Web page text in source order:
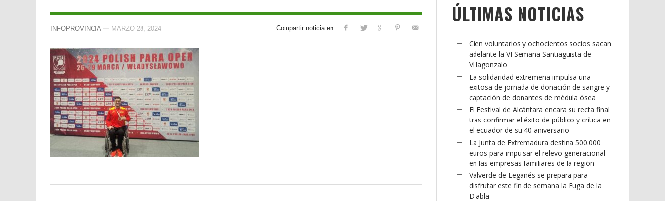
Compartir noticia en:
INFOPROVINCIA — MARZO 28, 2024
ÚLTIMAS NOTICIAS
Cien voluntarios y ochocientos socios sacan
adelante la VI Semana Santiaguista de
Villagonzalo
La solidaridad extremeña impulsa una
exitosa de jornada de donación de sangre y
captación de donantes de médula ósea
El Festival de Alcántara encara su recta final
tras confirmar el éxito de público y crítica en
el ecuador de su 40 aniversario
La Junta de Extremadura destina 500.000
euros para impulsar el relevo generacional
en las empresas familiares de la región
Valverde de Leganés se prepara para
disfrutar este fin de semana la Fuga de la
Diabla